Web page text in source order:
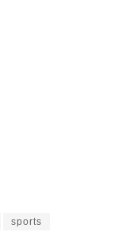
sports